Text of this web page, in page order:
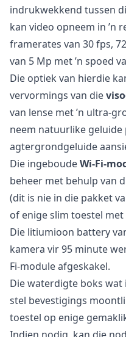
indrukwekkend tussen
kan video opneem in ’n
framerates van 30 fps,
van 5 Mp met ’n spoed
Die optiek van hierdie
vervormings van die
van lense met ’n ultra-
neem natuurlike
agtergrondgeluide
Die ingeboudeWi-Fi-
beheer met behulp van
(dit is nie in die pakket
of enige slim toestel met
Die litiumioon battery
kamera vir 95 minute
Fi-module afgeskakel.
Die waterdigte boks
stel bevestigings
toestel op enige